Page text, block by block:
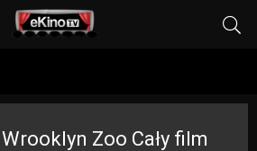
Wrooklyn Zoo Cały film